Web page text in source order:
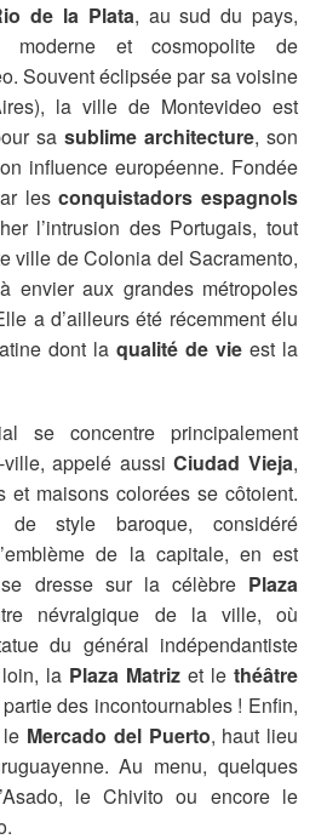
de la Plata, au sud du pays,
moderne et cosmopolite de
Souvent éclipsée par sa voisine
la ville de Montevideo est
sa sublime architecture, son
influence européenne. Fondée
lesconquistadors espagnols
l’intrusion des Portugais, tout
ville de Colonia del Sacramento,
envier aux grandes métropoles
a d’ailleurs été récemment élu
dont la qualité de vie est la
se concentre principalement
ville, appelé aussiCiudad Vieja,
et maisons colorées se côtoient.
style baroque, considéré
de la capitale, en est
dresse sur la célèbre Plaza
névralgique de la ville, où
du général indépendantiste
la Plaza Matriz et le théâtre
des incontournables ! Enfin,
Mercado del Puerto, haut lieu
Au menu, quelques
le Chivito ou encore le